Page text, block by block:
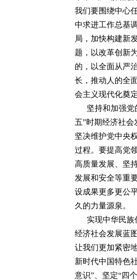
我们要围绕中心
中求进工作总基
局，加快构建新
题，以改革创新
的，以全面从严
长，推动人的全
会主义现代化奠
坚持和加强
五”时期经济社
坚决维护党中央
过程。要提高党
高质量发展、坚
发展和安全等重
设成果更多更公
久的力量源泉。
实现中华民族
经济社会发展蓝
让我们更加紧密
新时代中国特色
意识”、坚定“四